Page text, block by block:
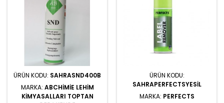
ÜRÜN KODU: SAHRASND400B
MARKA: ABCHIMIE LEHIM
KİMYASALLARI TOPTAN
ÜRÜN KODU:
SAHRAPERFECTSYESIL
MARKA: PERFECTS